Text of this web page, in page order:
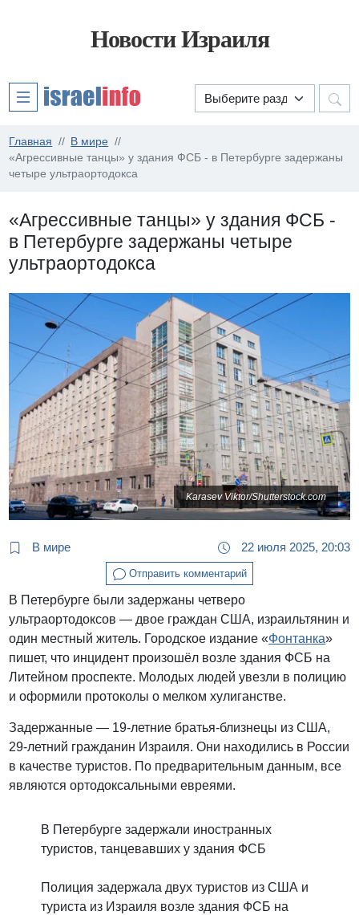
Новости Израиля
Главная
В мире
«Агрессивные танцы» у здания ФСБ - в Петербурге задержаны
четыре ультраортодокса
«Агрессивные танцы» у здания ФСБ -
в Петербурге задержаны четыре
ультраортодокса
Karasev Viktor/Shutterstock.com
В мире 22 июля 2025, 20:03
Отправить комментарий
В Петербурге были задержаны четверо
ультраортодоксов — двое граждан США, израильтянин и
один местный житель. Городское издание «Фонтанка»
пишет, что инцидент произошёл возле здания ФСБ на
Литейном проспекте. Молодых людей увезли в полицию
и оформили протоколы о мелком хулиганстве.
Задержанные — 19-летние братья-близнецы из США,
29-летний гражданин Израиля. Они находились в России
в качестве туристов. По предварительным данным, все
являются ортодоксальными евреями.
В Петербурге задержали иностранных
туристов, танцевавших у здания ФСБ
Полиция задержала двух туристов из США и
туриста из Израиля возле здания ФСБ на